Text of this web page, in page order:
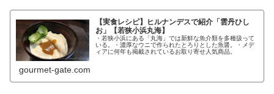
【実食レシピ】ヒルナンデスで紹介「雲丹ひし
お」【若狭小浜丸海】
・若狭小浜にある「丸海」では新鮮な魚介類を多種扱って
いる。・濃厚なウニで作られたとろりとした魚醤。・メデ
ィアに何年も掲載されているお取り寄せ人気商品。
gourmet-gate.com